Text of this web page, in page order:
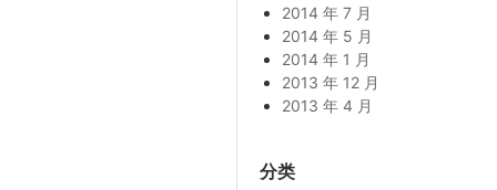
2014 年 7 月
2014 年 5 月
2014 年 1 月
2013 年 12 月
2013 年 4 月
分类